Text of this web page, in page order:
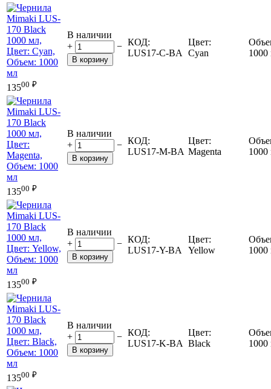
13500 ₽
В наличии
+
−
В корзину
КОД:
LUS17-C-BA
Цвет:
Cyan
1000
13500 ₽
В наличии
+
−
В корзину
КОД:
LUS17-M-BA
Цвет:
Magenta
1000
13500 ₽
В наличии
+
−
В корзину
КОД:
LUS17-Y-BA
Цвет:
Yellow
1000
13500 ₽
В наличии
+
−
В корзину
КОД:
LUS17-K-BA
Цвет:
Black
1000